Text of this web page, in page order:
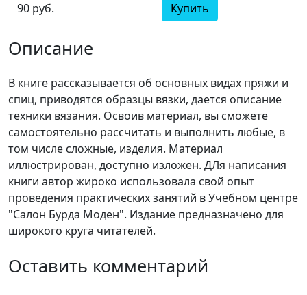
90 руб.
Купить
Описание
В книге рассказывается об основных видах пряжи и
спиц, приводятся образцы вязки, дается описание
техники вязания. Освоив материал, вы сможете
самостоятельно рассчитать и выполнить любые, в
том числе сложные, изделия. Материал
иллюстрирован, доступно изложен. ДЛя написания
книги автор жироко использовала свой опыт
проведения практических занятий в Учебном центре
"Салон Бурда Моден". Издание предназначено для
широкого круга читателей.
Оставить комментарий